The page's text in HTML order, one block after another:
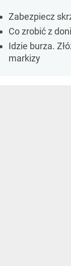
Zabezpiecz
Co zrobić z
Idzie burza.
markizy